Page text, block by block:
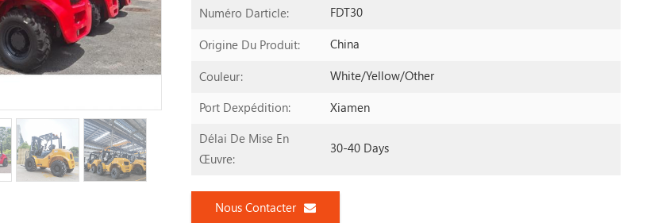
Numéro Darticle: FDT30
Origine Du Produit: China
Couleur: White/yellow/other
Port Dexpédition:
Xiamen
Délai De Mise En
Œuvre:
30-40 Days
Nous Contacter